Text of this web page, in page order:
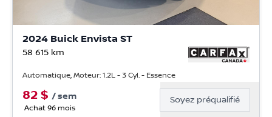
2024 Buick Envista ST
58 615 km
Automatique, Moteur: 1.2L - 3 Cyl. - Essence
82 $ /sem
Achat 96 mois
Soyez préqualifié